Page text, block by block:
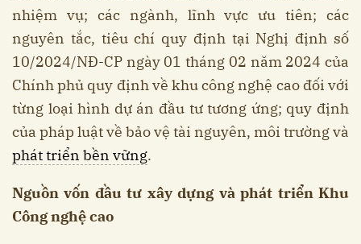
nhiệm vụ; các ngành, lĩnh vực ưu tiên; các
nguyên tắc, tiêu chí quy định tại Nghị định số
10/2024/NĐ-CP ngày 01 tháng 02 năm 2024 của
Chính phủ quy định về khu công nghệ cao đối với
từng loại hình dự án đầu tư tương ứng; quy định
của pháp luật về bảo vệ tài nguyên, môi trường và
phát triển bền vững.
Nguồn vốn đầu tư xây dựng và phát triển Khu
Công nghệ cao